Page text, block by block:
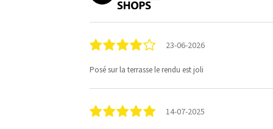
23-06-2026
Posé sur la terrasse le rendu est joli
14-07-2025